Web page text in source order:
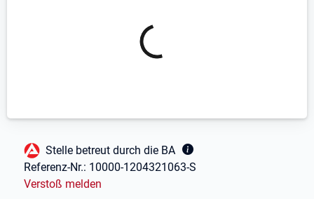
Fußbereich
Stelle betreut durch die BA
Referenz-Nr.: 10000-1204321063-S
Verstoß melden